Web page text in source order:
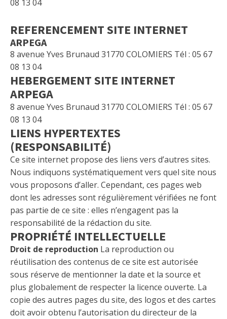
08 13 04
REFERENCEMENT SITE INTERNET
ARPEGA
8 avenue Yves Brunaud 31770 COLOMIERS Tél : 05 67
08 13 04
HEBERGEMENT SITE INTERNET
ARPEGA
8 avenue Yves Brunaud 31770 COLOMIERS Tél : 05 67
08 13 04
LIENS HYPERTEXTES
(RESPONSABILITÉ)
Ce site internet propose des liens vers d’autres sites.
Nous indiquons systématiquement vers quel site nous
vous proposons d’aller. Cependant, ces pages web
dont les adresses sont régulièrement vérifiées ne font
pas partie de ce site : elles n’engagent pas la
responsabilité de la rédaction du site.
PROPRIÉTÉ INTELLECTUELLE
Droit de reproduction La reproduction ou
réutilisation des contenus de ce site est autorisée
sous réserve de mentionner la date et la source et
plus globalement de respecter la licence ouverte. La
copie des autres pages du site, des logos et des cartes
doit avoir obtenu l’autorisation du directeur de la